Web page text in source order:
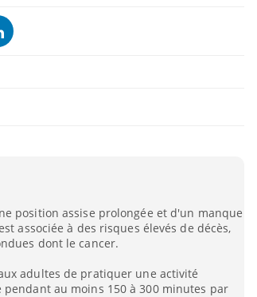
position assise prolongée et d'un manque
associée à des risques élevés de décès,
dont le cancer.
adultes de pratiquer une activité
pendant au moins 150 à 300 minutes par
rendpatients comme parfois chez les soignants.